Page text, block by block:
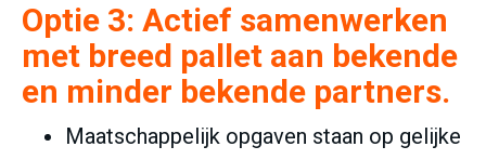
Optie 3: Actief samenwerken
met breed pallet aan bekende
en minder bekende partners.
Maatschappelijk opgaven staan op gelijke